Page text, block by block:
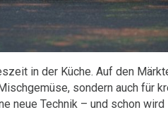
in der Küche. Auf den
sondern auch für
neue Technik – und schon